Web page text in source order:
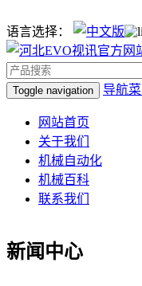
语言选择：
Toggle navigation 导航
网站首页
关于我们
机械自动化
机械百科
联系我们
新闻中心